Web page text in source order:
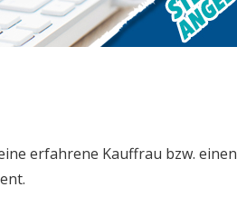
erfahrene Kauffrau bzw. einen